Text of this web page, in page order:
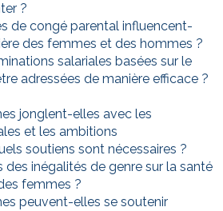
?
de congé parental influencent-
des femmes et des hommes ?
salariales basées sur le
adressées de manière efficace ?
jonglent-elles avec les
et les ambitions
soutiens sont nécessaires ?
des inégalités de genre sur la santé
femmes ?
peuvent-elles se soutenir